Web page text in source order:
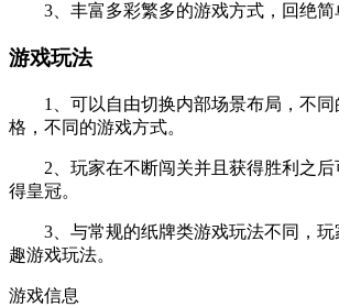
3、丰富多彩繁多的游戏方式，回绝简
游戏玩法
1、可以自由切换内部场景布局，不同
格，不同的游戏方式。
2、玩家在不断闯关并且获得胜利之后
得皇冠。
3、与常规的纸牌类游戏玩法不同，玩
趣游戏玩法。
游戏信息